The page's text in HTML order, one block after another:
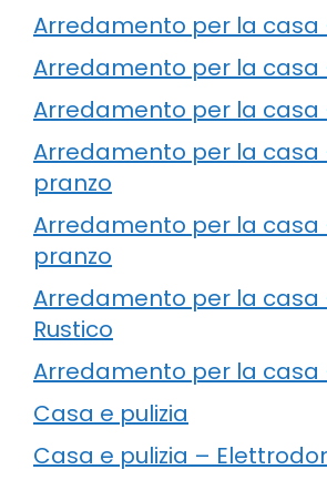
Arredamento per la casa
Arredamento per la casa
Arredamento per la casa
Arredamento per la casa
pranzo
Arredamento per la casa
pranzo
Arredamento per la casa
Rustico
Arredamento per la casa
Casa e pulizia
Casa e pulizia –